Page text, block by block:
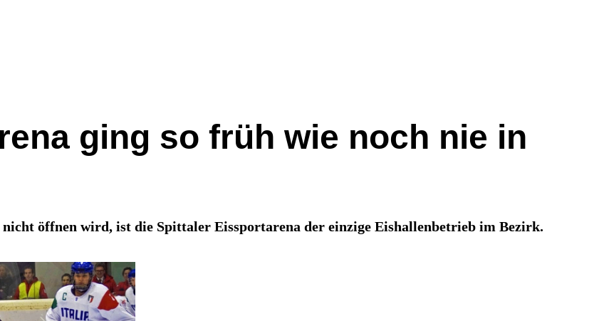
ging so früh wie noch nie in
öffnen wird, ist die Spittaler Eissportarena der einzige Eishallenbetrieb im Bezirk.